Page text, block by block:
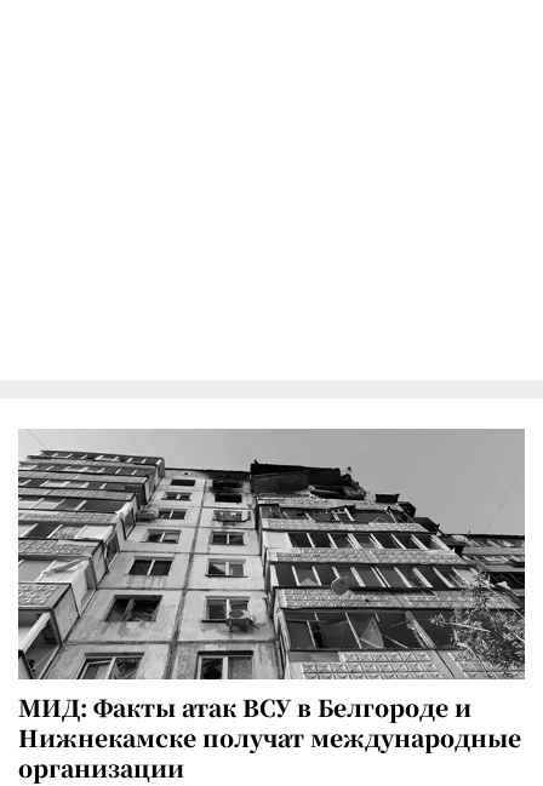
МИД: Факты атак ВСУ в Белгороде и
Нижнекамске получат международные
организации